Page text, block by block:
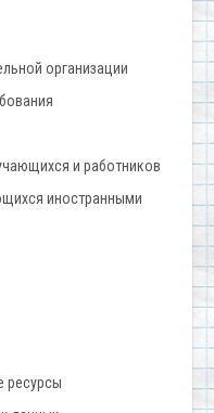
организации
и работников
иностранными
ресурсы